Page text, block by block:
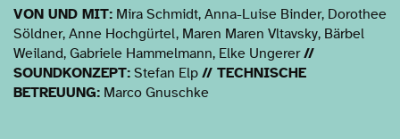
VON UND MIT: Mira Schmidt, Anna-Luise Binder, Dorothee
Söldner, Anne Hochgürtel, Maren Maren Vltavsky, Bärbel
Weiland, Gabriele Hammelmann, Elke Ungerer//
SOUNDKONZEPT: Stefan Elp // TECHNISCHE
BETREUUNG: Marco Gnuschke